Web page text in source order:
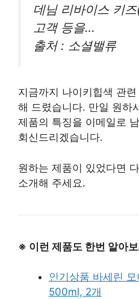
데님 리바이스 키
고객 등을…
출처 : 소셜밸류
지금까지 나이키힙색 관
해 드렸습니다. 만일 원하
제품의 특징을 이메일로
회신드리겠습니다.
원하는 제품이 있었다면
소개해 주세요.
※ 이런 제품도 한번 알아
인기상품 바세린
500ml, 2개